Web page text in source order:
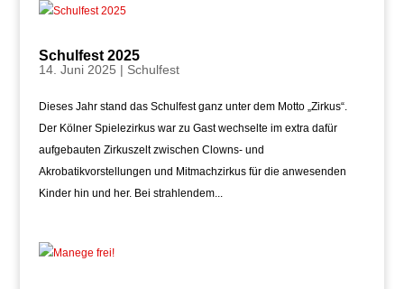
Schulfest 2025
14. Juni 2025 | Schulfest
Dieses Jahr stand das Schulfest ganz unter dem Motto „Zirkus“.
Der Kölner Spielezirkus war zu Gast wechselte im extra dafür
aufgebauten Zirkuszelt zwischen Clowns- und
Akrobatikvorstellungen und Mitmachzirkus für die anwesenden
Kinder hin und her. Bei strahlendem...